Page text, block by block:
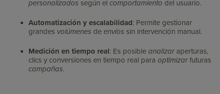
personalizadossegún elcomportamiento del usuario.
Automatización y escalabilidad: Permite gestionar
grandes volúmenes deenvíossin intervención manual.
Medición en tiempo real: Es posibleanalizar aperturas,
clics y conversiones en tiempo real paraoptimizarfuturas
campañas.